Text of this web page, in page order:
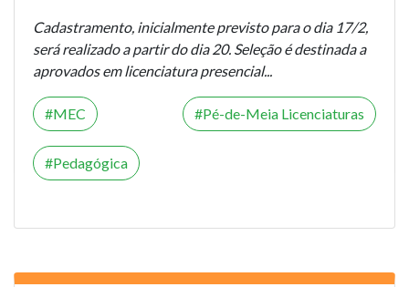
Cadastramento, inicialmente previsto para o dia 17/2,
será realizado a partir do dia 20. Seleção é destinada a
aprovados em licenciatura presencial...
MEC Pé-de-Meia Licenciaturas
Pedagógica